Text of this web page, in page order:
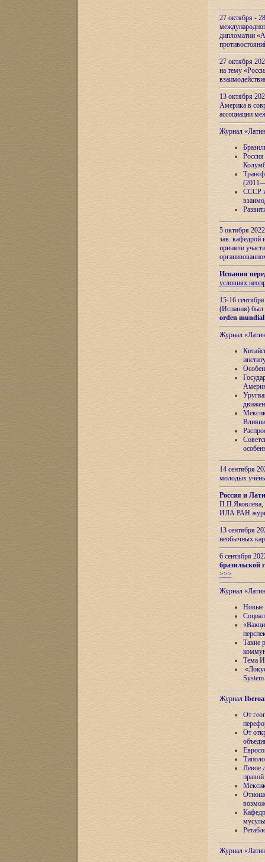
27 октября -
дипломатии
27 октября
на тему
13 октября
Америка в
ассоциации
Журнал
СССР и
5 октября
зав.
приняли
Испания
условиях
15-16
(Испания) был
orden
Журнал
14 сентября
молодых
Россия и
П.П.Яковлева,
ИЛА РАН
13 сентября
необычных
6 сентября
бразильской
>>>
Журнал
Новые
Такие
Тема
Журнал
От
От
Левое
Журнал